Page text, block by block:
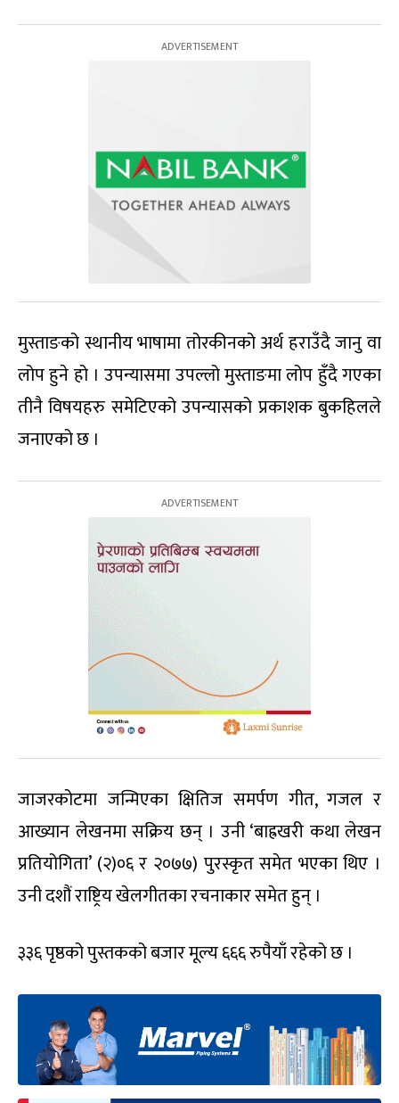
मुस्ताङको स्थानीय भाषामा तोरकीनको अर्थ हराउँदै जानु वा
लोप हुने हो । उपन्यासमा उपल्लो मुस्ताङमा लोप हुँदै गएका
तीनै विषयहरु समेटिएको उपन्यासको प्रकाशक बुकहिलले
जनाएको छ ।
जाजरकोटमा जन्मिएका क्षितिज समर्पण गीत, गजल र
आख्यान लेखनमा सक्रिय छन् । उनी ‘बाह्रखरी कथा लेखन
प्रतियोगिता’ (२)०६ र २०७७) पुरस्कृत समेत भएका थिए ।
उनी दशौं राष्ट्रिय खेलगीतका रचनाकार समेत हुन् ।
३३६ पृष्ठको पुस्तकको बजार मूल्य ६६६ रुपैयाँ रहेको छ ।